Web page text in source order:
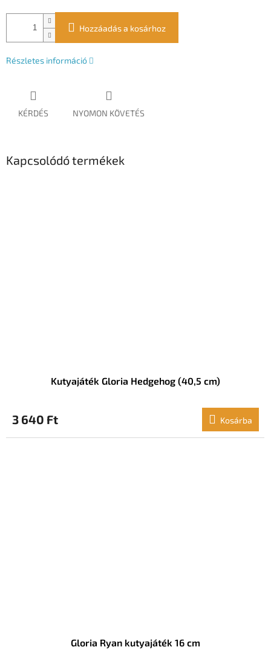
Hozzáadás a kosárhoz
Részletes információ
KÉRDÉS NYOMON KÖVETÉS
Kapcsolódó termékek
Kutyajáték Gloria Hedgehog (40,5 cm)
3 640 Ft Kosárba
Gloria Ryan kutyajáték 16 cm